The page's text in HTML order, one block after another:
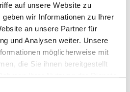
auf unsere Website zu
wir Informationen zu Ihrer
an unsere Partner für
und Analysen weiter. Unsere
möglicherweise mit
die Sie ihnen bereitgestellt
Fuß